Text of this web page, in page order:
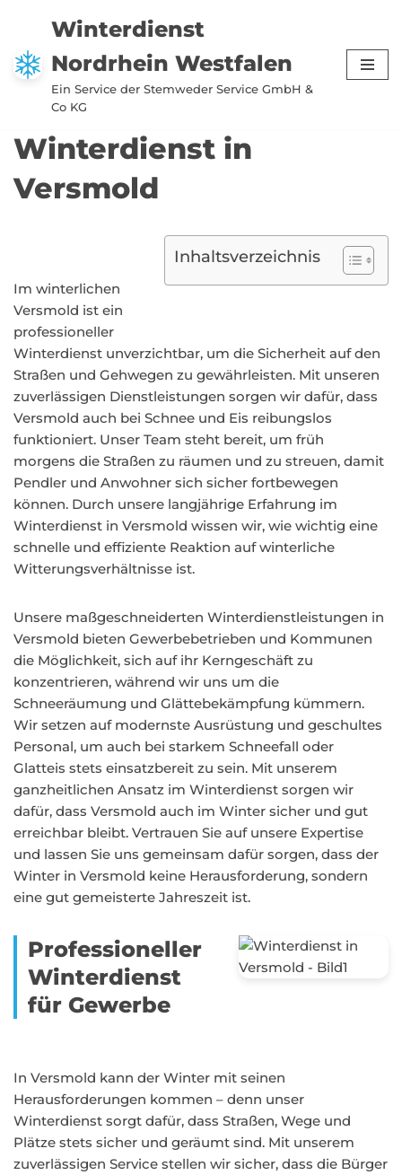
Zum
Inhalt
springen
Winterdienst
Nordrhein Westfalen
Ein Service der Stemweder Service GmbH &
Co KG
Winterdienst in
Versmold
Inhaltsverzeichnis
Im winterlichen
Versmold ist ein
professioneller
Winterdienst unverzichtbar, um die Sicherheit auf den
Straßen und Gehwegen zu gewährleisten. Mit unseren
zuverlässigen Dienstleistungen sorgen wir dafür, dass
Versmold auch bei Schnee und Eis reibungslos
funktioniert. Unser Team steht bereit, um früh
morgens die Straßen zu räumen und zu streuen, damit
Pendler und Anwohner sich sicher fortbewegen
können. Durch unsere langjährige Erfahrung im
Winterdienst in Versmold wissen wir, wie wichtig eine
schnelle und effiziente Reaktion auf winterliche
Witterungsverhältnisse ist.
Unsere maßgeschneiderten Winterdienstleistungen in
Versmold bieten Gewerbebetrieben und Kommunen
die Möglichkeit, sich auf ihr Kerngeschäft zu
konzentrieren, während wir uns um die
Schneeräumung und Glättebekämpfung kümmern.
Wir setzen auf modernste Ausrüstung und geschultes
Personal, um auch bei starkem Schneefall oder
Glatteis stets einsatzbereit zu sein. Mit unserem
ganzheitlichen Ansatz im Winterdienst sorgen wir
dafür, dass Versmold auch im Winter sicher und gut
erreichbar bleibt. Vertrauen Sie auf unsere Expertise
und lassen Sie uns gemeinsam dafür sorgen, dass der
Winter in Versmold keine Herausforderung, sondern
eine gut gemeisterte Jahreszeit ist.
Professioneller
Winterdienst
für Gewerbe
In Versmold kann der Winter mit seinen
Herausforderungen kommen – denn unser
Winterdienst sorgt dafür, dass Straßen, Wege und
Plätze stets sicher und geräumt sind. Mit unserem
zuverlässigen Service stellen wir sicher, dass die Bürger